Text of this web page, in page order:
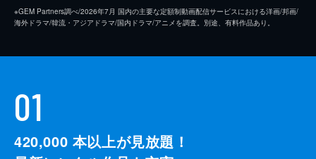
※GEM Partners調べ/2026年7⽉ 国内の主要な定額制動画配信サービスにおける洋画/邦画/
海外ドラマ/韓流・アジアドラマ/国内ドラマ/アニメを調査。別途、有料作品あり。
01
420,000 本以上が見放題！